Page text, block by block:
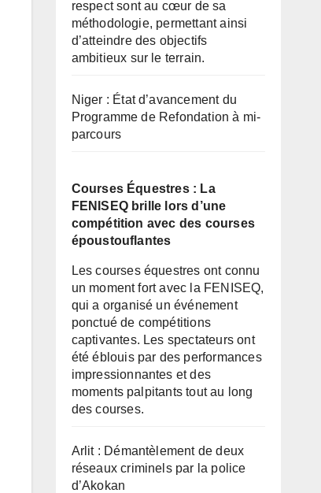
respect sont au cœur de sa
méthodologie, permettant ainsi
d’atteindre des objectifs
ambitieux sur le terrain.
Niger : État d’avancement du
Programme de Refondation à mi-
parcours
Courses Équestres : La
FENISEQ brille lors d’une
compétition avec des courses
époustouflantes
Les courses équestres ont connu
un moment fort avec la FENISEQ,
qui a organisé un événement
ponctué de compétitions
captivantes. Les spectateurs ont
été éblouis par des performances
impressionnantes et des
moments palpitants tout au long
des courses.
Arlit : Démantèlement de deux
réseaux criminels par la police
d’Akokan